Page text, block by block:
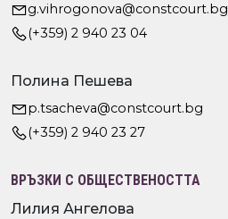
g.vihrogonova@constcourt.bg
(+359) 2 940 23 04
Полина Пешева
p.tsacheva@constcourt.bg
(+359) 2 940 23 27
ВРЪЗКИ С ОБЩЕСТВЕНОСТТА
Лилия Ангелова